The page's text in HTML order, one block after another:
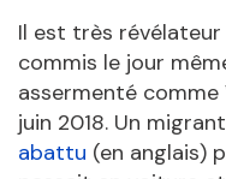
Il est très
commis le jour
assermenté
juin 2018. Un
abattu (en anglais)